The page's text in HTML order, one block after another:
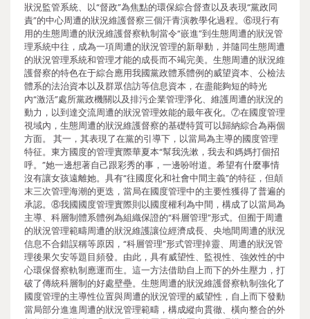
狀況監管系統、以“督政”為焦點的環保綜合督查以及表現“黨政同
責”的中心周遭的狀況維護督察三個汗青演教學化過程。⑥現行有
用的生態周遭的狀況維護督察軌制當令“嵌進”到生態周遭的狀況管
理系統中往，成為一項周遭的狀況管理的新舉動，并隨同生態周遭
的狀況管理系統和管理才能的成長而不竭完美。生態周遭的狀況維
護督察的特色在于綜合應用我國黨政體系體例的威望資本、公檢法
體系的法治資本以及群眾信訪等信息資本，在盡能夠短的時光
內“激活”處所黨政機關以及排污企業管理淨化、維護周遭的狀況的
動力，以到達交流周遭的狀況管理效能的最年夜化。⑦在國度管理
視域內，生態周遭的狀況維護督察的基礎特質可以歸納綜合為兩個
方面。 其一，其表現了在黨的引導下，以當局為主導的國度管理
特征。東方國度的管理實際華夏本“幫我洗漱，我去和媽媽打個招
呼。”她一邊想著自己跟彩秀的事，一邊吩咐道。希望有什麼事情
沒有讓女孩遠離她。具有“往國度化和社會中間主義”的特征，但顛
末三次管理海潮的更迭，當局在國度管理中的主要性獲得了普遍的
承認。⑧我國國度管理實際則以國度權利為中間，構成了以當局為
主導、科層制體系體例為組織保證的“科層管理”形式。但囿于周遭
的狀況管理範疇周遭的狀況維護讓位經濟成長、央地間周遭的狀況
信息不合錯誤稱等原因，“科層管理”形式管理掉靈、周遭的狀況管
理後果欠安等題目頻發。由此，具有威望性、監視性、強效性的中
心環保督察軌制應運而生。這一方法借助自上而下的外生壓力，打
破了傳統科層制的好處壁壘。生態周遭的狀況維護督察軌制強化了
國度管理的主導性位置與周遭的狀況管理的威望性，自上而下發動
當局部分進進周遭的狀況管理範疇，構成縱向貫徹、橫向整合的外